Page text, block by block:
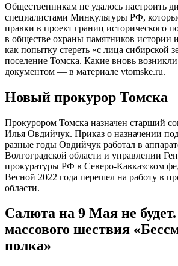
Общественникам не удалось настроить
специалистами Минкультуры РФ,
правки в проект границ исторического
в обществе охраны памятников истории
как попытку стереть «с лица сибирской
поселение Томска. Какие вновь
документом — в материале vtomske.ru.
Новый прокурор Томска
Прокурором Томска назначен старший
Илья Овдийчук. Приказ о назначении
разные годы Овдийчук работал в
Волгоградской области и управлении
прокуратуры РФ в Северо-Кавказском
Весной 2022 года перешел на работу в
области.
Салюта на 9 Мая не
массового шествия
полка»